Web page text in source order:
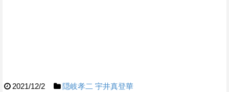
2021/12/2 隠岐孝二 宇井真登華